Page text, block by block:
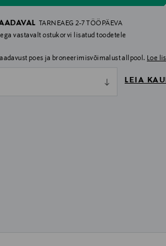
TARNEAEG 2-7 TÖÖPÄEVA
vastavalt ostukorvi lisatud toodetele
poes ja broneerimisvõimalust allpool. Loe
LEIA